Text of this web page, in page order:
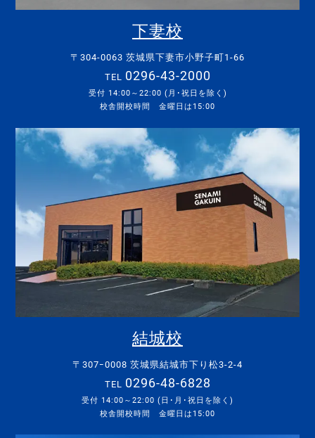
下妻校
〒304-0063 茨城県下妻市小野子町1-66
TEL 0296-43-2000
受付 14:00～22:00 (月･祝日を除く)
校舎開校時間 金曜日は15:00
結城校
〒307ｰ0008 茨城県結城市下り松3-2-4
TEL 0296-48-6828
受付 14:00～22:00 (日･月･祝日を除く)
校舎開校時間 金曜日は15:00